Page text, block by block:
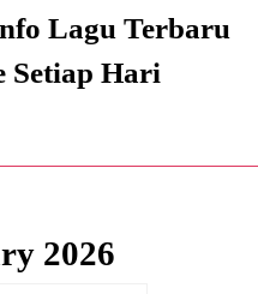
Lagu Terbaru
Setiap Hari
2026